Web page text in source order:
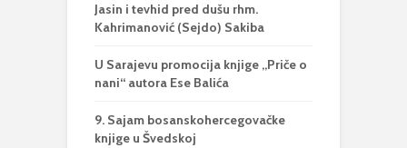
Jasin i tevhid pred dušu rhm.
Kahrimanović (Sejdo) Sakiba
U Sarajevu promocija knjige „Priče o
nani“ autora Ese Balića
9. Sajam bosanskohercegovačke
knjige u Švedskoj